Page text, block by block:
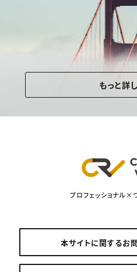
もっと詳
プロフェッショナル×
本サイトに関するお